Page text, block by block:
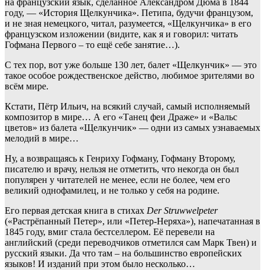
на французский язык, сделанное Александром Дюма в 1844
году, — «История Щелкунчика». Петипа, будучи французом,
и не зная немецкого, читал, разумеется, «Щелкунчика» в его
французском изложении (видите, как я и говорил: читать
Гофмана Первого – то ещё себе занятие…).
С тех пор, вот уже больше 130 лет, балет «Щелкунчик» — это
такое особое рождественское действо, любимое зрителями во
всём мире.
Кстати, Пётр Ильич, на всякий случай, самый исполняемый
композитор в мире… А его «Танец феи Драже» и «Вальс
цветов» из балета «Щелкунчик» — одни из самых узнаваемых
мелодий в мире…
Ну, а возвращаясь к Генриху Гофману, Гофману Второму,
писателю и врачу, нельзя не отметить, что некогда он был
популярен у читателей не менее, если не более, чем его
великий однофамилец, и не только у себя на родине.
Его первая детская книга в стихах Der Struwwelpeter
(«Растрёпанный Петер», или «Петер-Неряха»), напечатанная в
1845 году, вмиг стала бестселлером. Её перевели на
английский (среди переводчиков отметился сам Марк Твен) и
русский языки. Да что там – на большинство европейских
языков! И изданий при этом было несколько…